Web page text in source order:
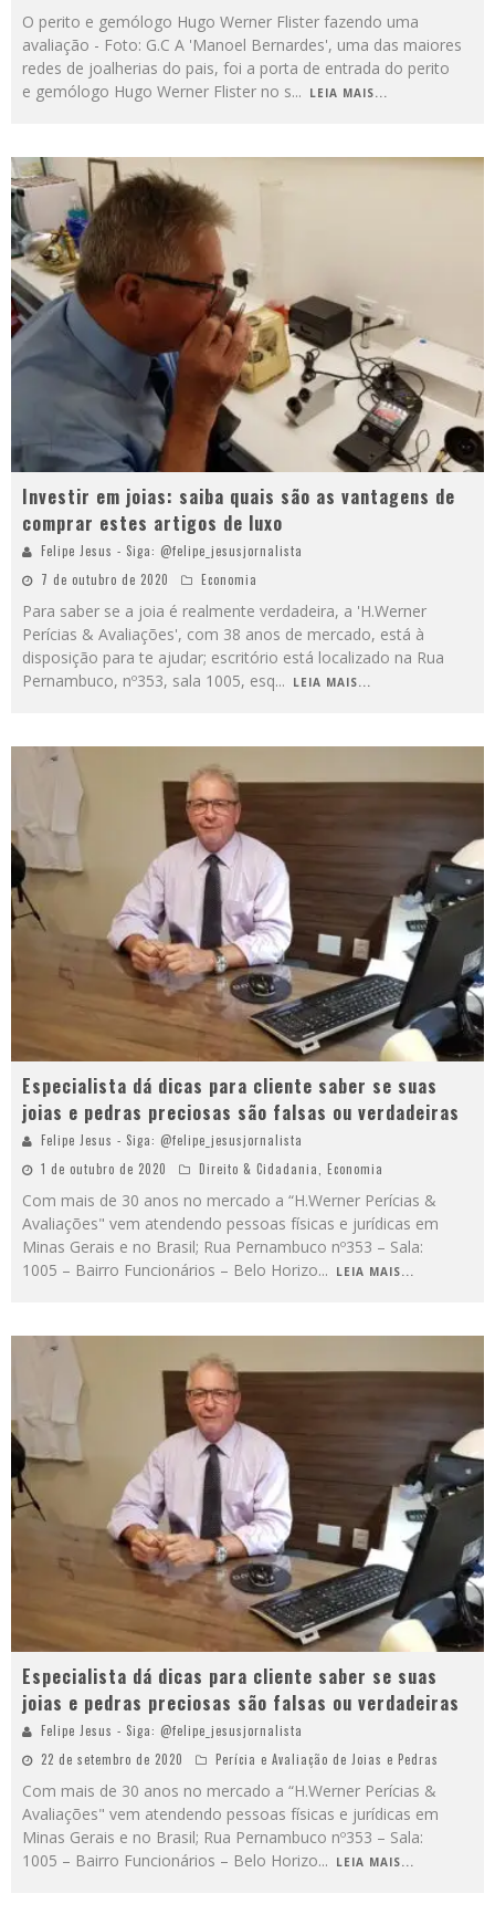
O perito e gemólogo Hugo Werner Flister fazendo uma
avaliação - Foto: G.C A 'Manoel Bernardes', uma das maiores
redes de joalherias do pais, foi a porta de entrada do perito
e gemólogo Hugo Werner Flister no s... LEIA MAIS...
Investir em joias: saiba quais são as vantagens de
comprar estes artigos de luxo
Felipe Jesus - Siga: @felipe_jesusjornalista
7 de outubro de 2020
Economia
Para saber se a joia é realmente verdadeira, a 'H.Werner
Perícias & Avaliações', com 38 anos de mercado, está à
disposição para te ajudar; escritório está localizado na Rua
Pernambuco, nº353, sala 1005, esq... LEIA MAIS...
Especialista dá dicas para cliente saber se suas
joias e pedras preciosas são falsas ou verdadeiras
Felipe Jesus - Siga: @felipe_jesusjornalista
1 de outubro de 2020
Direito & Cidadania, Economia
Com mais de 30 anos no mercado a “H.Werner Perícias &
Avaliações" vem atendendo pessoas físicas e jurídicas em
Minas Gerais e no Brasil; Rua Pernambuco nº353 – Sala:
1005 – Bairro Funcionários – Belo Horizo... LEIA MAIS...
Especialista dá dicas para cliente saber se suas
joias e pedras preciosas são falsas ou verdadeiras
Felipe Jesus - Siga: @felipe_jesusjornalista
22 de setembro de 2020
Perícia e Avaliação de Joias e Pedras
Com mais de 30 anos no mercado a “H.Werner Perícias &
Avaliações" vem atendendo pessoas físicas e jurídicas em
Minas Gerais e no Brasil; Rua Pernambuco nº353 – Sala:
1005 – Bairro Funcionários – Belo Horizo... LEIA MAIS...